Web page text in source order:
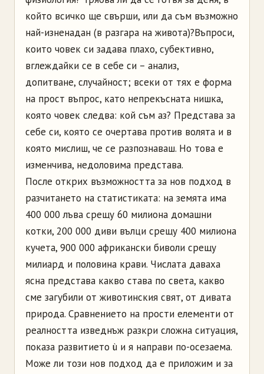
който всичко ще свърши, или да съм възможно
най-изненадан (в разгара на живота)?Въпроси,
които човек си задава плахо, субективно,
вглеждайки се в себе си – анализ,
допитване, случайност; всеки от тях е форма
на прост въпрос, като непрекъсната нишка,
която човек следва: кой съм аз? Представа за
себе си, която се очертава против волята и в
която мислиш, че се разпознаваш. Но това е
изменчива, недоловима представа.
После открих възможността за нов подход в
разчитането на статистиката: на земята има
400 000 лъва срещу 60 милиона домашни
котки, 200 000 диви вълци срещу 400 милиона
кучета, 900 000 африкански биволи срещу
милиард и половина крави. Числата даваха
ясна представа какво става по света, какво
сме загубили от животинския свят, от дивата
природа. Сравнението на прости елементи от
реалността изведнъж разкри сложна ситуация,
показа развитието ù и я направи по-осезаема.
Може ли този нов подход да е приложим и за